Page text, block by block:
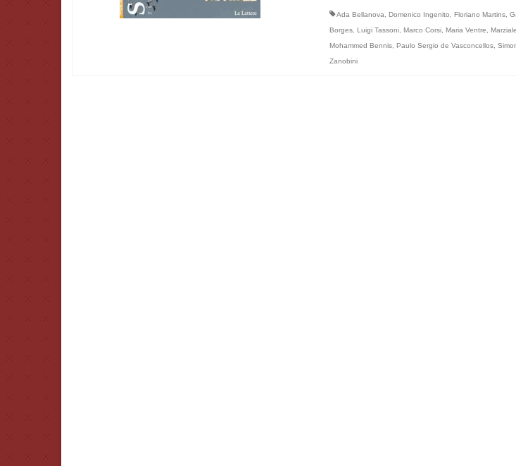
Ada Bellanova Domenico Ingenito Floriano Martins,
Borges, Luigi Tassoni, Marco Corsi, Maria Ventre Marziale
Mohammed Bennis, Paulo Sergio de Vasconcellos,
Zanobini